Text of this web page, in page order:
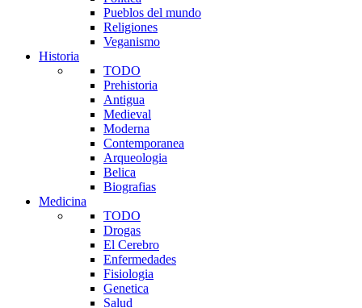
Pueblos del mundo
Religiones
Veganismo
Historia
TODO
Prehistoria
Antigua
Medieval
Moderna
Contemporanea
Arqueologia
Belica
Biografias
Medicina
TODO
Drogas
El Cerebro
Enfermedades
Fisiologia
Genetica
Salud